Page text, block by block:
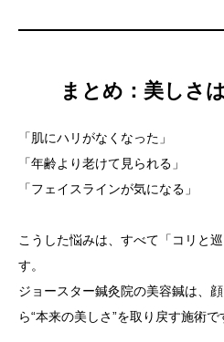
まとめ：美しさ
「肌にハリがなくなった」
「年齢より老けて見られる」
「フェイスラインが気になる」
こうした悩みは、すべて「コリと
す。
ジョースター鍼灸院の美容鍼は、
ら“本来の美しさ”を取り戻す施術で